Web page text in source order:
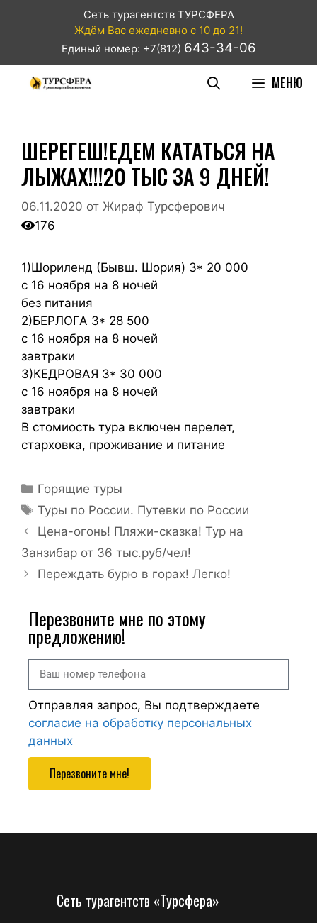
Сеть турагентств ТУРСФЕРА
Ждём Вас ежедневно с 10 до 21!
Единый номер: +7(812) 643-34-06
МЕНЮ
ШЕРЕГЕШ!ЕДЕМ КАТАТЬСЯ НА
ЛЫЖАХ!!!20 ТЫС ЗА 9 ДНЕЙ!
06.11.2020 от Жираф Турсферович
176
1)Шориленд (Бывш. Шория) 3* 20 000
с 16 ноября на 8 ночей
без питания
2)БЕРЛОГА 3* 28 500
с 16 ноября на 8 ночей
завтраки
3)КЕДРОВАЯ 3* 30 000
с 16 ноября на 8 ночей
завтраки
В стомиость тура включен перелет,
старховка, проживание и питание
Горящие туры
Туры по России. Путевки по России
Цена-огонь! Пляжи-сказка! Тур на
Занзибар от 36 тыс.руб/чел!
Переждать бурю в горах! Легко!
Перезвоните мне по этому
предложению!
Отправляя запрос, Вы подтверждаете
согласие на обработку персональных
данных
Перезвоните мне!
Сеть турагентств «Турсфера»